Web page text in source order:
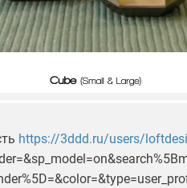
https://3ddd.ru/users/